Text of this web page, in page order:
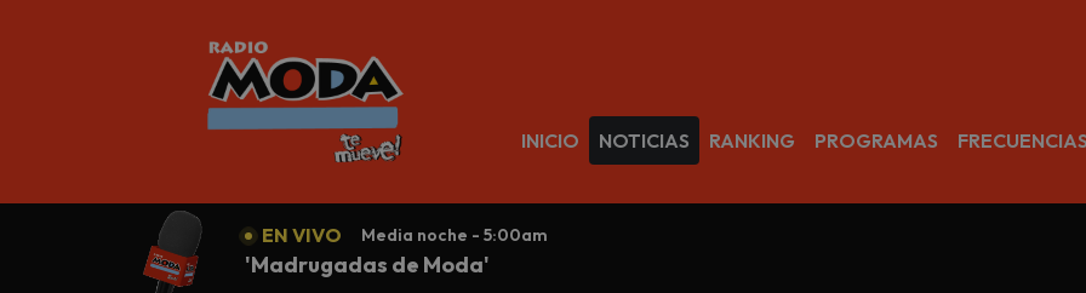
INICIO NOTICIAS RANKING PROGRAMAS FRECUENCIAS
EN VIVO Media noche - 5:00am
'Madrugadas de Moda'